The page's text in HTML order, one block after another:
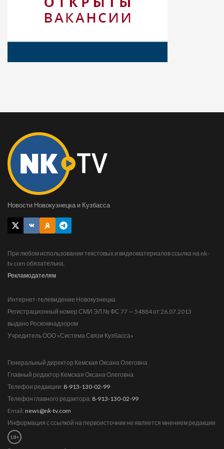
Новости Новокузнецка и Кузбасса
При любом использовании текстовых и видеоматериалов ссылка на nk-
tv.com обязательна.
Рекламодателям
Интернет-телевидение Новокузнецка
Регистрационный номер СМИ ЭЛ № ФС 77 — 54884 от 26.07.2013
выдано Роскомнадзором
Учредитель ООО «Система Связи Кузбасса»
Генеральный директор Кемская Оксана Олеговна
Главный редактор Кемская Оксана Олеговна
Телефон редакции: 8-913-130-02-99
Телефон главного редактора: 8-913-130-02-99
Email: news@nk-tv.com
Информация с ссылкой на первоисточник не является мнением редакции
18+